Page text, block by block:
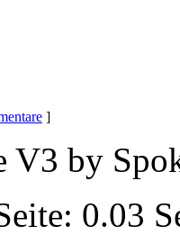
]
V3 by
0.03